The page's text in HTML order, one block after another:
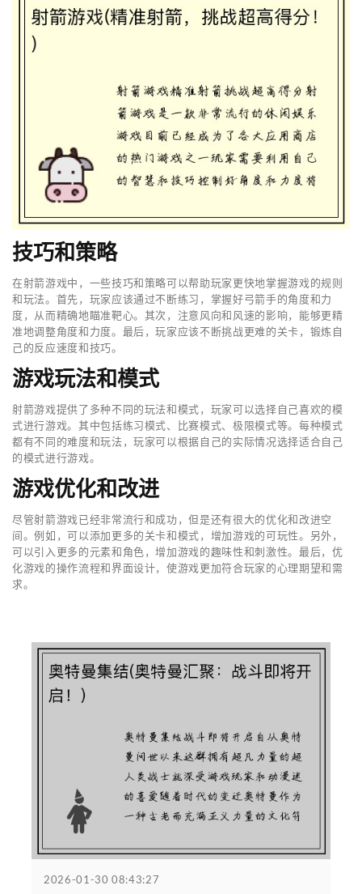
技巧和策略
在射箭游戏中，一些技巧和策略可以帮助玩家更快地掌握游戏的规则
和玩法。首先，玩家应该通过不断练习，掌握好弓箭手的角度和力
度，从而精确地瞄准靶心。其次，注意风向和风速的影响，能够更精
准地调整角度和力度。最后，玩家应该不断挑战更难的关卡，锻炼自
己的反应速度和技巧。
游戏玩法和模式
射箭游戏提供了多种不同的玩法和模式，玩家可以选择自己喜欢的模
式进行游戏。其中包括练习模式、比赛模式、极限模式等。每种模式
都有不同的难度和玩法，玩家可以根据自己的实际情况选择适合自己
的模式进行游戏。
游戏优化和改进
尽管射箭游戏已经非常流行和成功，但是还有很大的优化和改进空
间。例如，可以添加更多的关卡和模式，增加游戏的可玩性。另外，
可以引入更多的元素和角色，增加游戏的趣味性和刺激性。最后，优
化游戏的操作流程和界面设计，使游戏更加符合玩家的心理期望和需
求。
2026-01-30 08:43:27